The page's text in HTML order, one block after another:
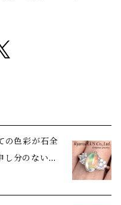
の色彩が石全
分のない美